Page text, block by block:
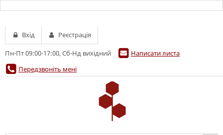
Пн-Пт 09:00-17:00, Сб-Нд вихідний
Написати листа
Передзвоніть мені
Вхід Реєстрація